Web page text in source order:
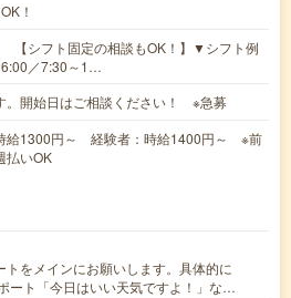
！
【シフト固定の相談もOK！】▼シフト例
／7:30～1…
。開始日はご相談ください！ ※急募
給1300円～ 経験者：時給1400円～ ※前
払いOK
トをメインにお願いします。具体的に
ート「今日はいい天気ですよ！」な…